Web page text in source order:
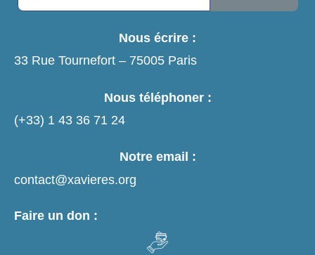
Nous écrire :
33 Rue Tournefort – 75005 Paris
Nous téléphoner :
(+33) 1 43 36 71 24
Notre email :
contact@xavieres.org
Faire un don :